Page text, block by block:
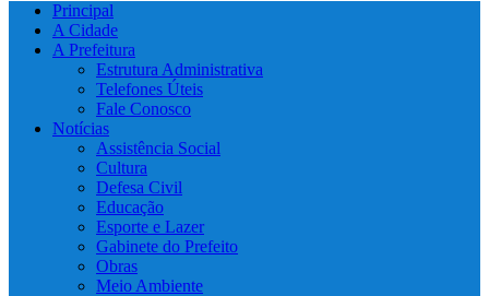
Principal
A Cidade
A Prefeitura
Estrutura Administrativa
Telefones Úteis
Fale Conosco
Notícias
Assistência Social
Cultura
Defesa Civil
Educação
Esporte e Lazer
Gabinete do Prefeito
Obras
Meio Ambiente